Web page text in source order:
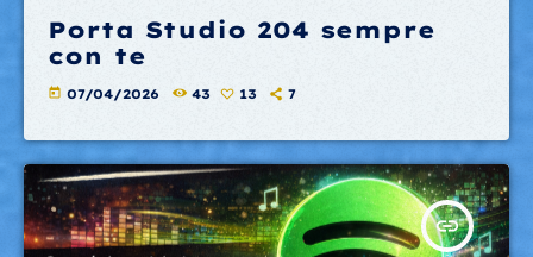
Porta Studio 204 sempre
con te
today 07/04/2026 43 13 7
insert_link